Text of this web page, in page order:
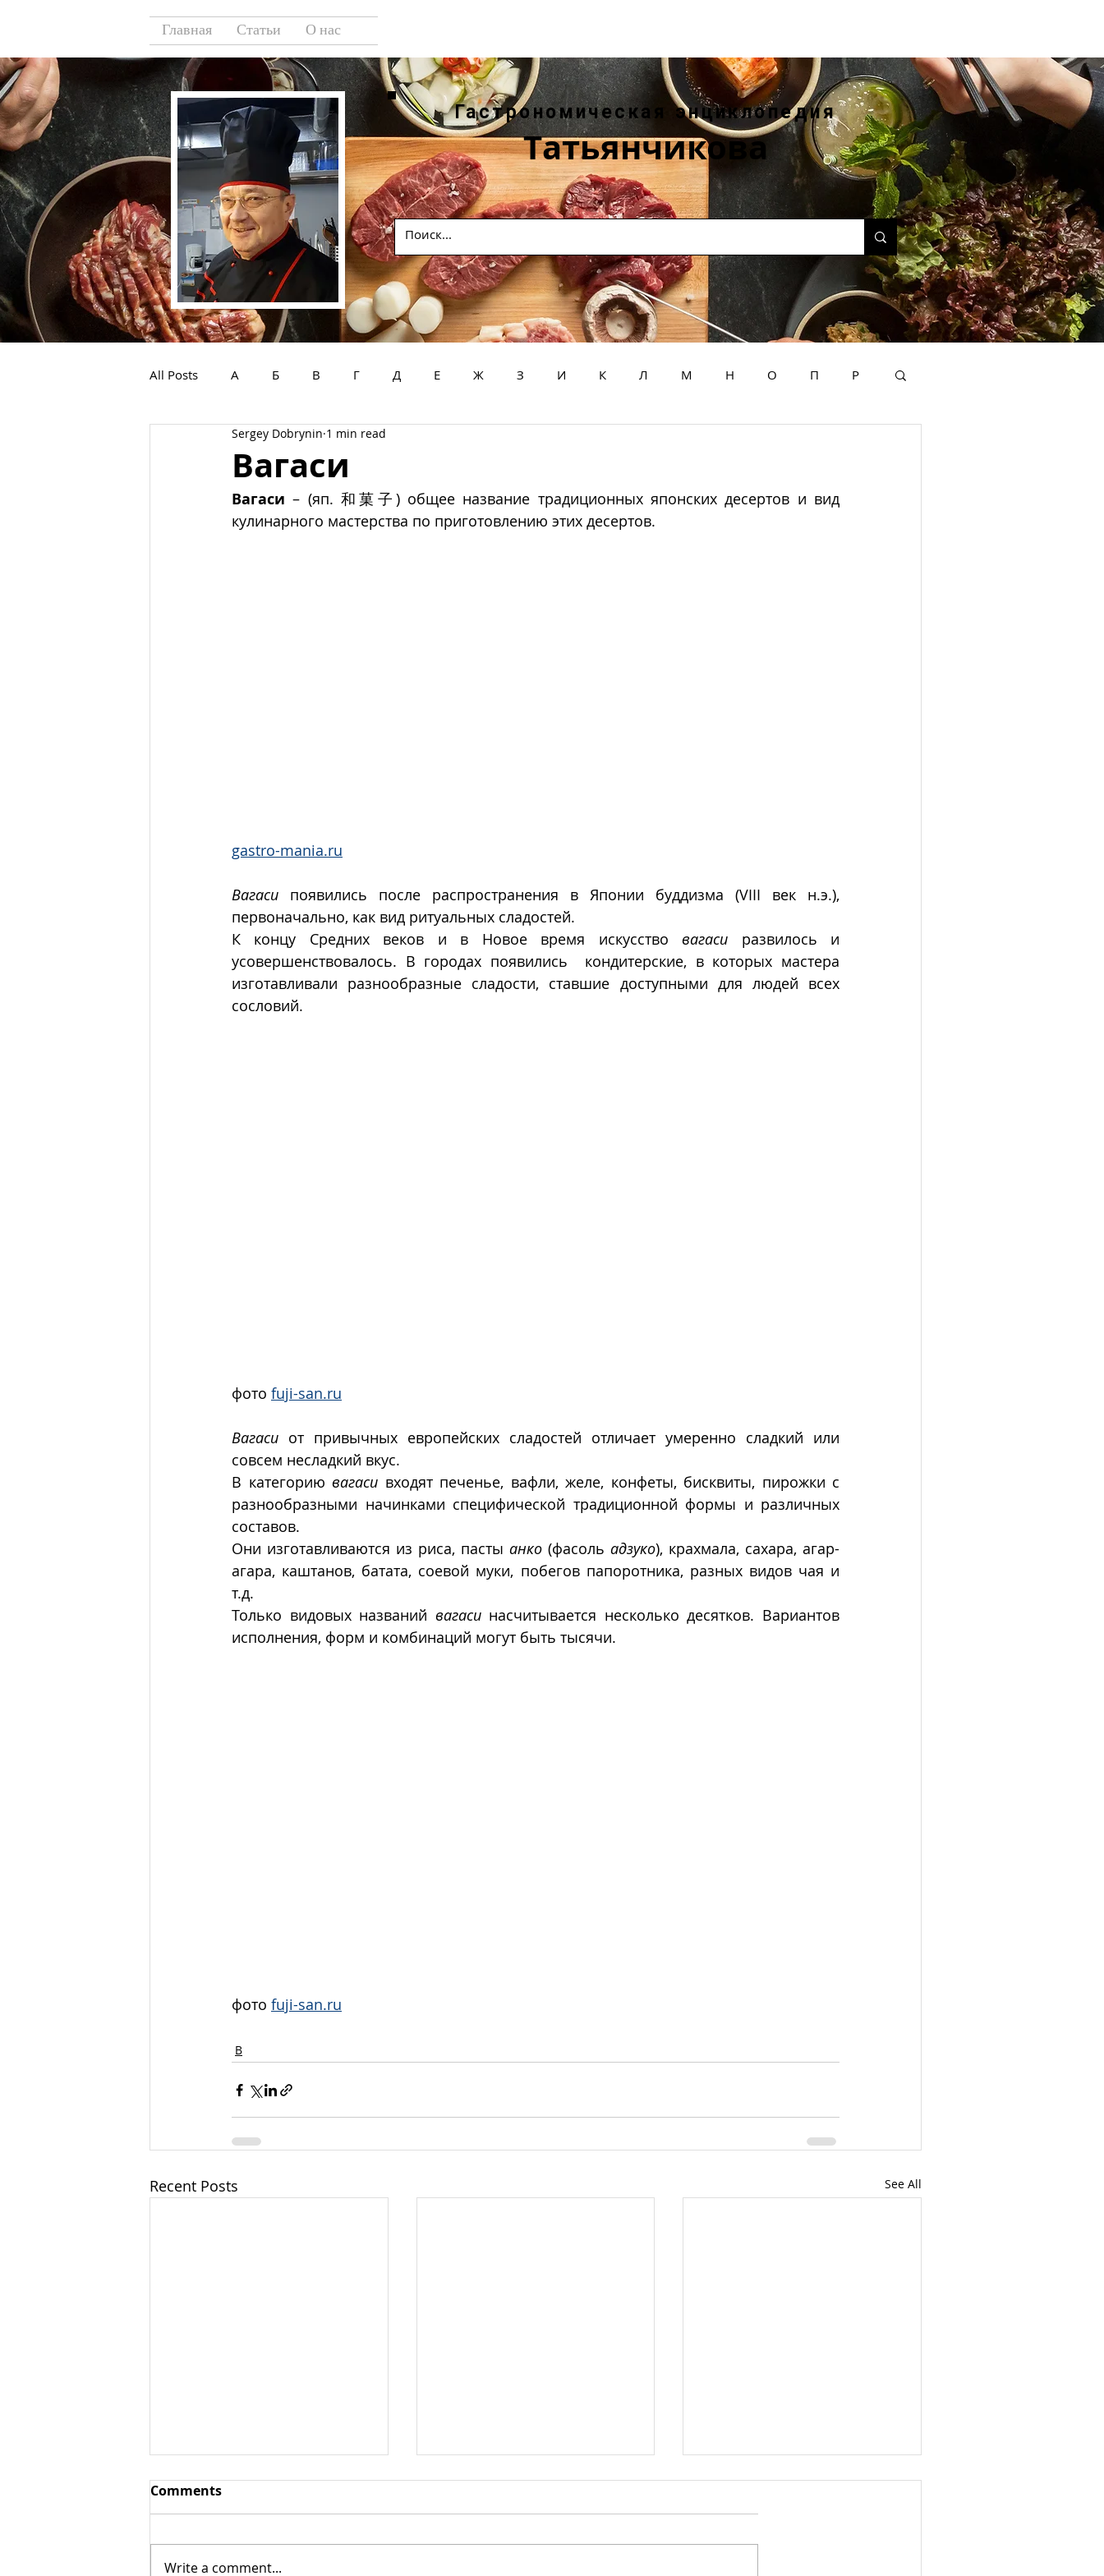
Главная Статьи О нас
Гастрономическая энциклопедия
Татьянчикова
All Posts А Б В Г Д Е Ж З И К Л М Н О П Р
У Ф Х
Вагаси
Sergey Dobrynin 1 min read
Вагаси – (яп. 和菓子) общее название традиционных японских десертов и вид
кулинарного мастерства по приготовлению этих десертов.
gastro-mania.ru
Вагаси появились после распространения в Японии буддизма (VIII век н.э.),
первоначально, как вид ритуальных сладостей.
К концу Средних веков и в Новое время искусство вагаси развилось и
усовершенствовалось. В городах появились  кондитерские, в которых мастера
изготавливали разнообразные сладости, ставшие доступными для людей всех
сословий.
фото fuji-san.ru
Вагаси от привычных европейских сладостей отличает умеренно сладкий или
совсем несладкий вкус.
В категорию вагаси входят печенье, вафли, желе, конфеты, бисквиты, пирожки с
разнообразными начинками специфической традиционной формы и различных
составов.
Они изготавливаются из риса, пасты анко (фасоль адзуко), крахмала, сахара, агар-
агара, каштанов, батата, соевой муки, побегов папоротника, разных видов чая и
т.д.
Только видовых названий вагаси насчитывается несколько десятков. Вариантов
исполнения, форм и комбинаций могут быть тысячи.
фото fuji-san.ru
В
Recent Posts See All
Comments
Write a comment...